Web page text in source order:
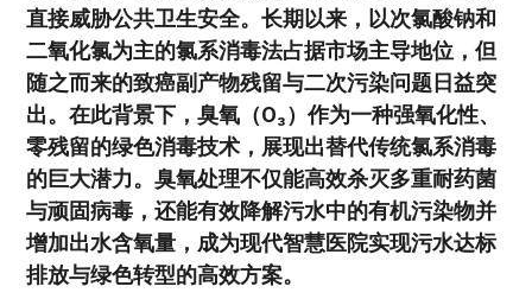
直接威胁公共卫生安全。长期以来，以次氯酸钠和
二氧化氯为主的氯系消毒法占据市场主导地位，但
随之而来的致癌副产物残留与二次污染问题日益突
出。在此背景下，臭氧（O₃）作为一种强氧化性、
零残留的绿色消毒技术，展现出替代传统氯系消毒
的巨大潜力。臭氧处理不仅能高效杀灭多重耐药菌
与顽固病毒，还能有效降解污水中的有机污染物并
增加出水含氧量，成为现代智慧医院实现污水达标
排放与绿色转型的高效方案。